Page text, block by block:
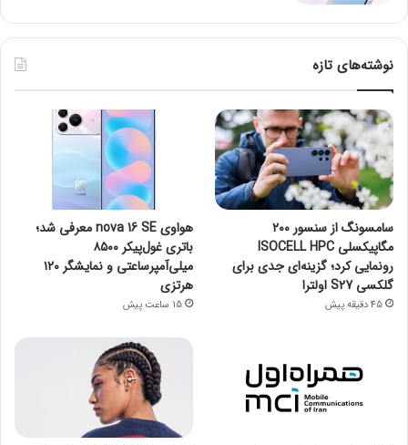
نوشته‌های تازه
سامسونگ از سنسور ۲۰۰
مگاپیکسلی ISOCELL HPC
رونمایی کرد؛ گزینه‌ای جدی برای
گلکسی S27 اولترا
45 دقیقه پیش
هواوی nova 16 SE معرفی شد؛
باتری غول‌پیکر ۸۵۰۰
میلی‌آمپرساعتی و نمایشگر ۱۲۰
هرتزی
15 ساعت پیش